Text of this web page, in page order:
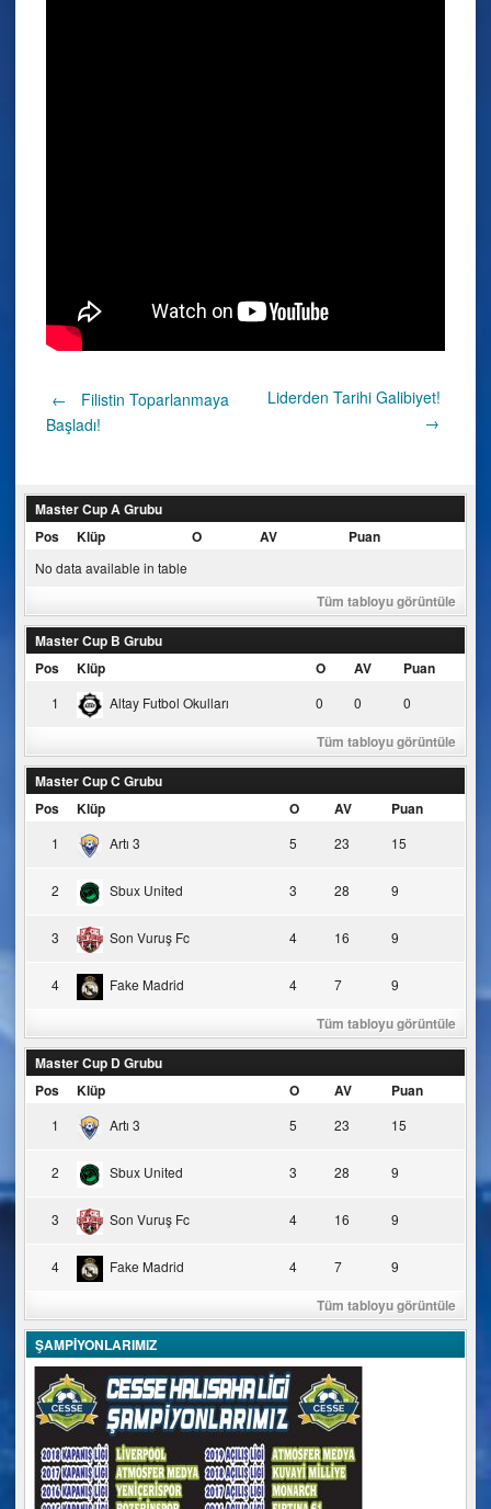
Post
←
Filistin Toparlanmaya
Başladı!
Liderden Tarihi Galibiyet!
→
Master Cup A Grubu
Pos
Klüp O AV Puan
No data available in table
Tüm tabloyu görüntüle
Master Cup B Grubu
Pos
Klüp O AV Puan
1 Altay Futbol Okulları 0 0 0
Tüm tabloyu görüntüle
Master Cup C Grubu
Pos
Klüp O AV Puan
1 Artı 3 5 23 15
2 Sbux United 3 28 9
3 Son Vuruş Fc 4 16 9
4 Fake Madrid 4 7 9
Tüm tabloyu görüntüle
Master Cup D Grubu
Pos
Klüp O AV Puan
1 Artı 3 5 23 15
2 Sbux United 3 28 9
3 Son Vuruş Fc 4 16 9
4 Fake Madrid 4 7 9
Tüm tabloyu görüntüle
ŞAMPİYONLARIMIZ